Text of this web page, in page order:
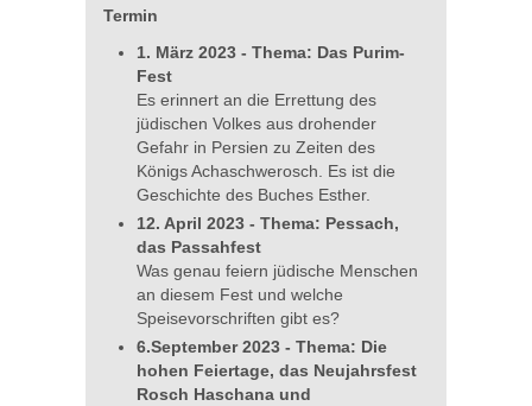
Termin
1. März 2023 - Thema: Das Purim-
Fest
Es erinnert an die Errettung des
jüdischen Volkes aus drohender
Gefahr in Persien zu Zeiten des
Königs Achaschwerosch. Es ist die
Geschichte des Buches Esther.
12. April 2023 - Thema: Pessach,
das Passahfest
Was genau feiern jüdische Menschen
an diesem Fest und welche
Speisevorschriften gibt es?
6.September 2023 - Thema: Die
hohen Feiertage, das Neujahrsfest
Rosch Haschana und